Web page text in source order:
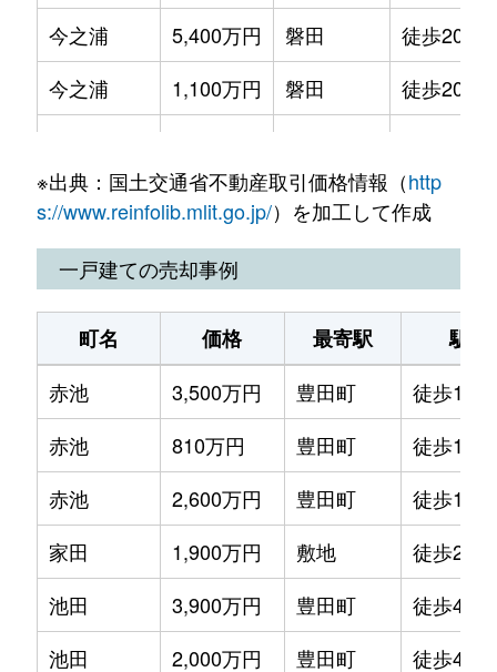
今之浦
5,400万円 磐田
徒歩20分
今之浦
1,100万円 磐田
徒歩20分
大泉町
1,300万円 磐田
徒歩16分
大久保
2,800万円 磐田
徒歩1時
大中瀬
200万円 磐田
徒歩1時
大中瀬
520万円 豊田町
徒歩1時
掛塚
50万円 豊田町
徒歩1時
掛塚
130万円 豊田町
徒歩1時
掛塚
880万円 豊田町
徒歩1時
掛塚
300万円 豊田町
徒歩1時
※出典：国土交通省不動産取引価格情報（http
s://www.reinfolib.mlit.go.jp/）を加工して作成
一戸建ての売却事例
町名 価格 最寄駅
駅徒
赤池
3,500万円 豊田町
徒歩16分
赤池
810万円 豊田町
徒歩19分
赤池
2,600万円 豊田町
徒歩14分
家田
1,900万円 敷地
徒歩26分
池田
3,900万円 豊田町
徒歩45分
池田
2,000万円 豊田町
徒歩45分